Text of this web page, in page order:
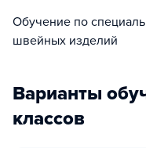
Обучение по
швейных изделий
Варианты
классов